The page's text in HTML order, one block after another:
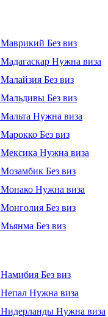
Маврикий Без виз
Мадагаскар Нужна виза
Малайзия Без виз
Мальдивы Без виз
Мальта Нужна виза
Марокко Без виз
Мексика Нужна виза
Мозамбик Без виз
Монако Нужна виза
Монголия Без виз
Мьянма Без виз
Намибия Без виз
Непал Нужна виза
Нидерланды Нужна виза